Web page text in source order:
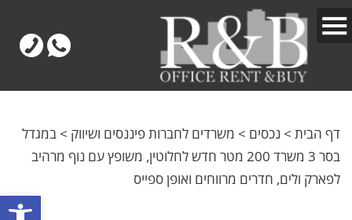
דף הבית > נכסים > משרדים לחברות פיננסים ושיווק > במגדל
בסר 3 משרד 200 מטר חדש לחלוטין, משופץ עם נוף מרהיב
לפארק ולים, חדרים מרווחים ואופן ספייס